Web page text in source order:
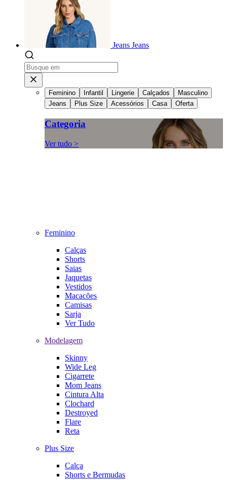
Jeans Jeans
Feminino Infantil Lingerie Calçados
Masculino
Jeans
Plus Size Acessórios Casa Oferta
Categoria
Ver tudo >
Feminino
Calças
Shorts
Saias
Jaquetas
Vestidos
Macacões
Camisas
Sarja
Ver Tudo
Modelagem
Skinny
Wide Leg
Cigarrete
Mom Jeans
Cintura Alta
Clochard
Destroyed
Flare
Reta
Plus Size
Calça
Shorts e Bermudas